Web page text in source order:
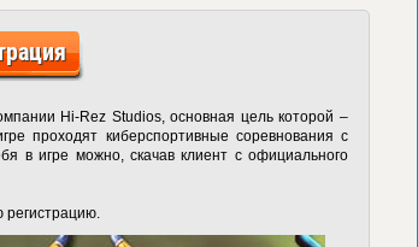
Hi-Rez Studios, основная цель которой –
проходят киберспортивные соревнования с
в игре можно, скачав клиент с официального
регистрацию.